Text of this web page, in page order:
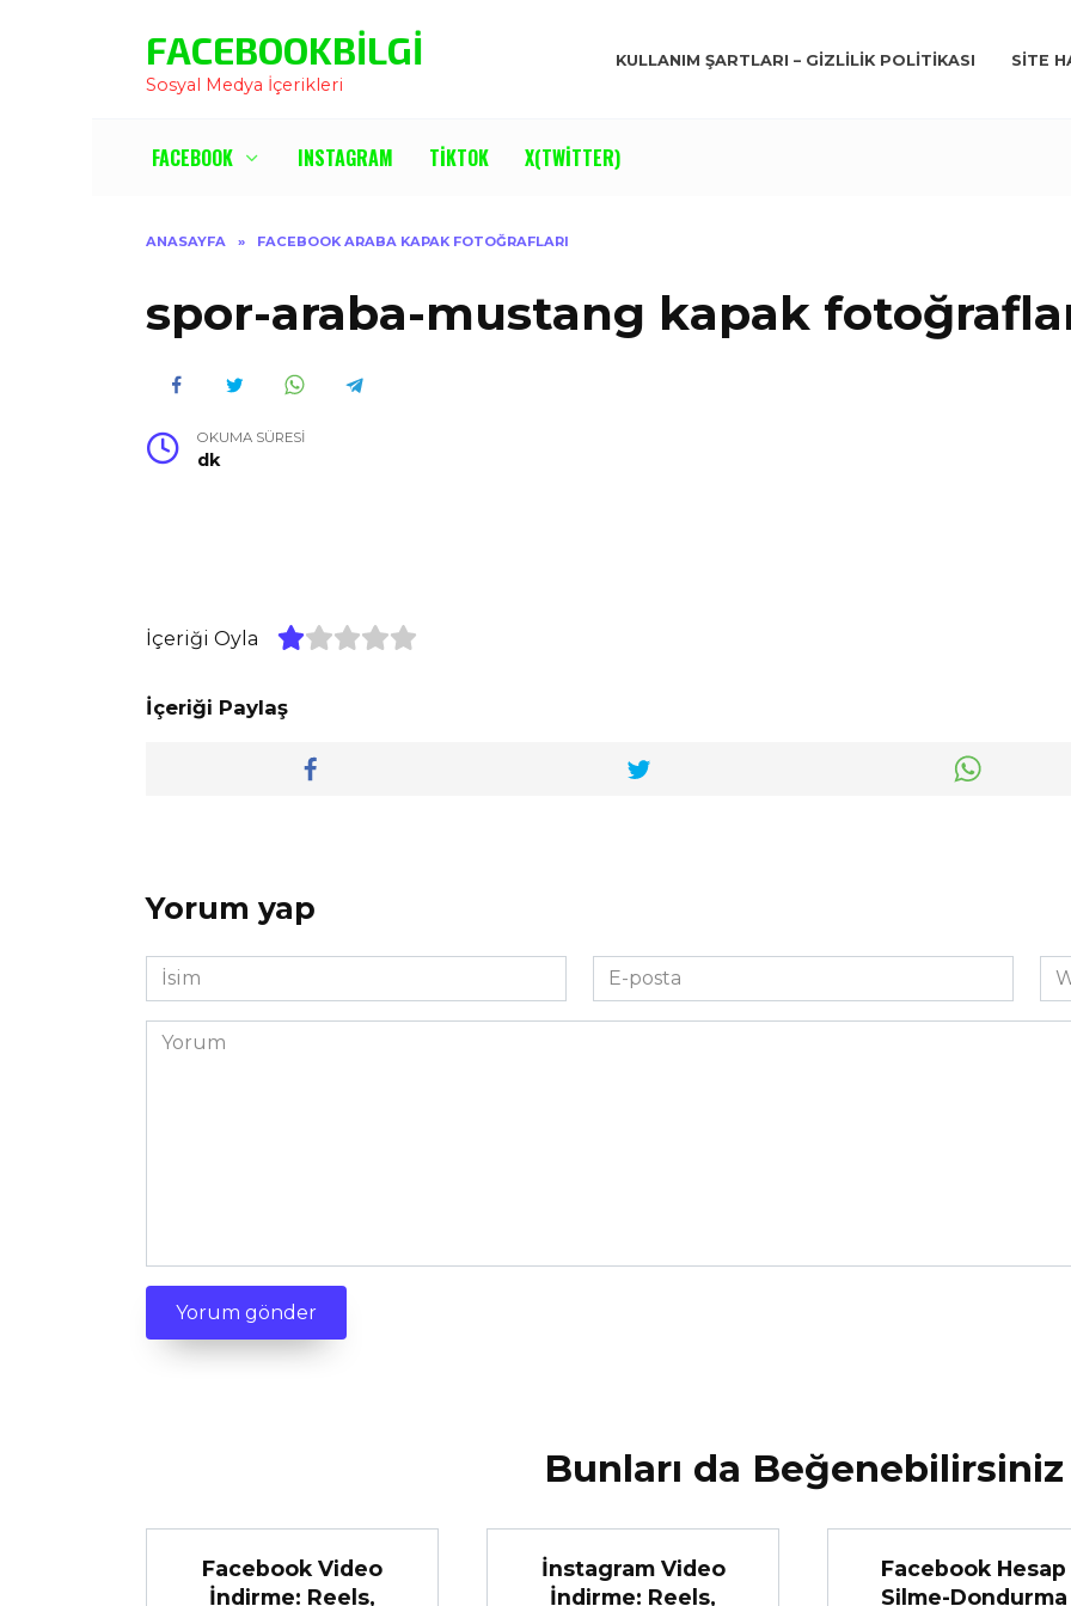
FACEBOOKBILGI
Sosyal Medya İçerikleri
KULLANIM ŞARTLARI – GIZLILIK POLITIKASI SITE
FACEBOOK INSTAGRAM TIKTOK X(TWITTER)
ANASAYFA » FACEBOOK ARABA KAPAK FOTOĞRAFLARI
spor-araba-mustang kapak
OKUMA SÜRESI
dk
İçeriği Oyla
İçeriği Paylaş
Yorum yap
İsim
*
E-
posta
*
Yorum
Bunları da Beğenebilirsiniz
Facebook Video
İndirme: Reels,
İnstagram Video
İndirme: Reels,
Facebook Hesap
Silme-Dondurma